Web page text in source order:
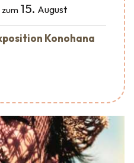
15. August
Konohana